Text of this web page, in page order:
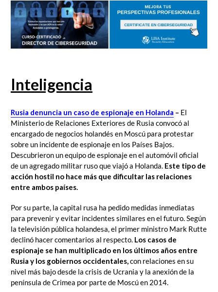
Inteligencia
Rusia denuncia un caso de espionaje en Holanda – El
Ministerio de Relaciones Exteriores de Rusia convocó al
encargado de negocios holandés en Moscú para protestar
sobre un incidente de espionaje en los Países Bajos.
Descubrieron un equipo de espionaje en el automóvil oficial
de un agregado militar ruso que viajó a Holanda. Este tipo de
acción hostil no hace más que dificultar las relaciones
entre ambos países.
Por su parte, la capital rusa ha pedido medidas inmediatas
para prevenir y evitar incidentes similares en el futuro. Según
la televisión pública holandesa, el primer ministro Mark Rutte
declinó hacer comentarios al respecto. Los casos de
espionaje se han multiplicado en los últimos años entre
Rusia y los gobiernos occidentales, con relaciones en su
nivel más bajo desde la crisis de Ucrania y la anexión de la
península de Crimea por parte de Moscú en 2014.